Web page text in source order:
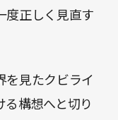
度正しく見直す
を見たクビライ
る構想へと切り